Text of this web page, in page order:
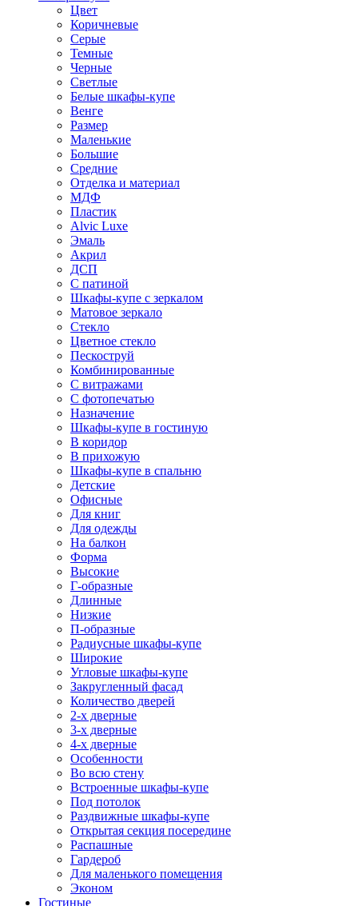
Цвет
Коричневые
Серые
Темные
Черные
Светлые
Белые шкафы-купе
Венге
Размер
Маленькие
Большие
Средние
Отделка и материал
МДФ
Пластик
Alvic Luxe
Эмаль
Акрил
ДСП
С патиной
Шкафы-купе с зеркалом
Матовое зеркало
Стекло
Цветное стекло
Пескоструй
Комбинированные
С витражами
С фотопечатью
Назначение
Шкафы-купе в гостиную
В коридор
В прихожую
Шкафы-купе в спальню
Детские
Офисные
Для книг
Для одежды
На балкон
Форма
Высокие
Г-образные
Длинные
Низкие
П-образные
Радиусные шкафы-купе
Широкие
Угловые шкафы-купе
Закругленный фасад
Количество дверей
2-х дверные
3-х дверные
4-х дверные
Особенности
Во всю стену
Встроенные шкафы-купе
Под потолок
Раздвижные шкафы-купе
Открытая секция посередине
Распашные
Гардероб
Для маленького помещения
Эконом
Гостиные